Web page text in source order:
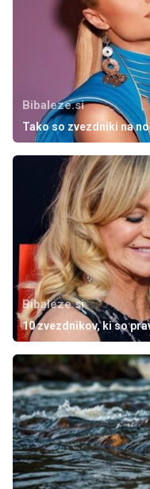
Bibaleze.si
Tako so zvezdniki na
Bibaleze.si
10 zvezdnikov, ki so